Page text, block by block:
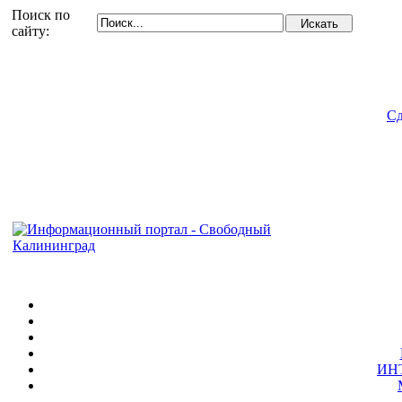
Поиск по
сайту: